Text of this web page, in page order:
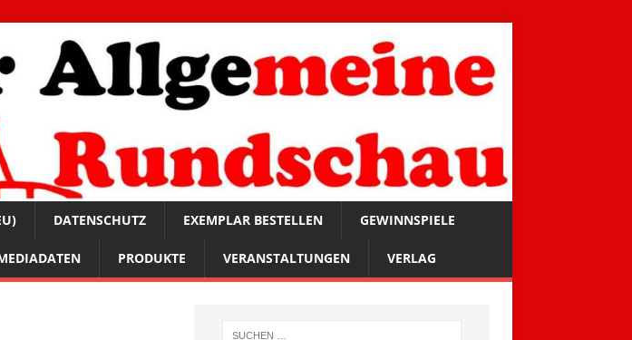
DATENSCHUTZ EXEMPLAR BESTELLEN GEWINNSPIELE
PRODUKTE VERANSTALTUNGEN VERLAG